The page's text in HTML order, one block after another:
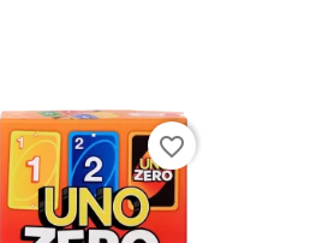
favorite_border